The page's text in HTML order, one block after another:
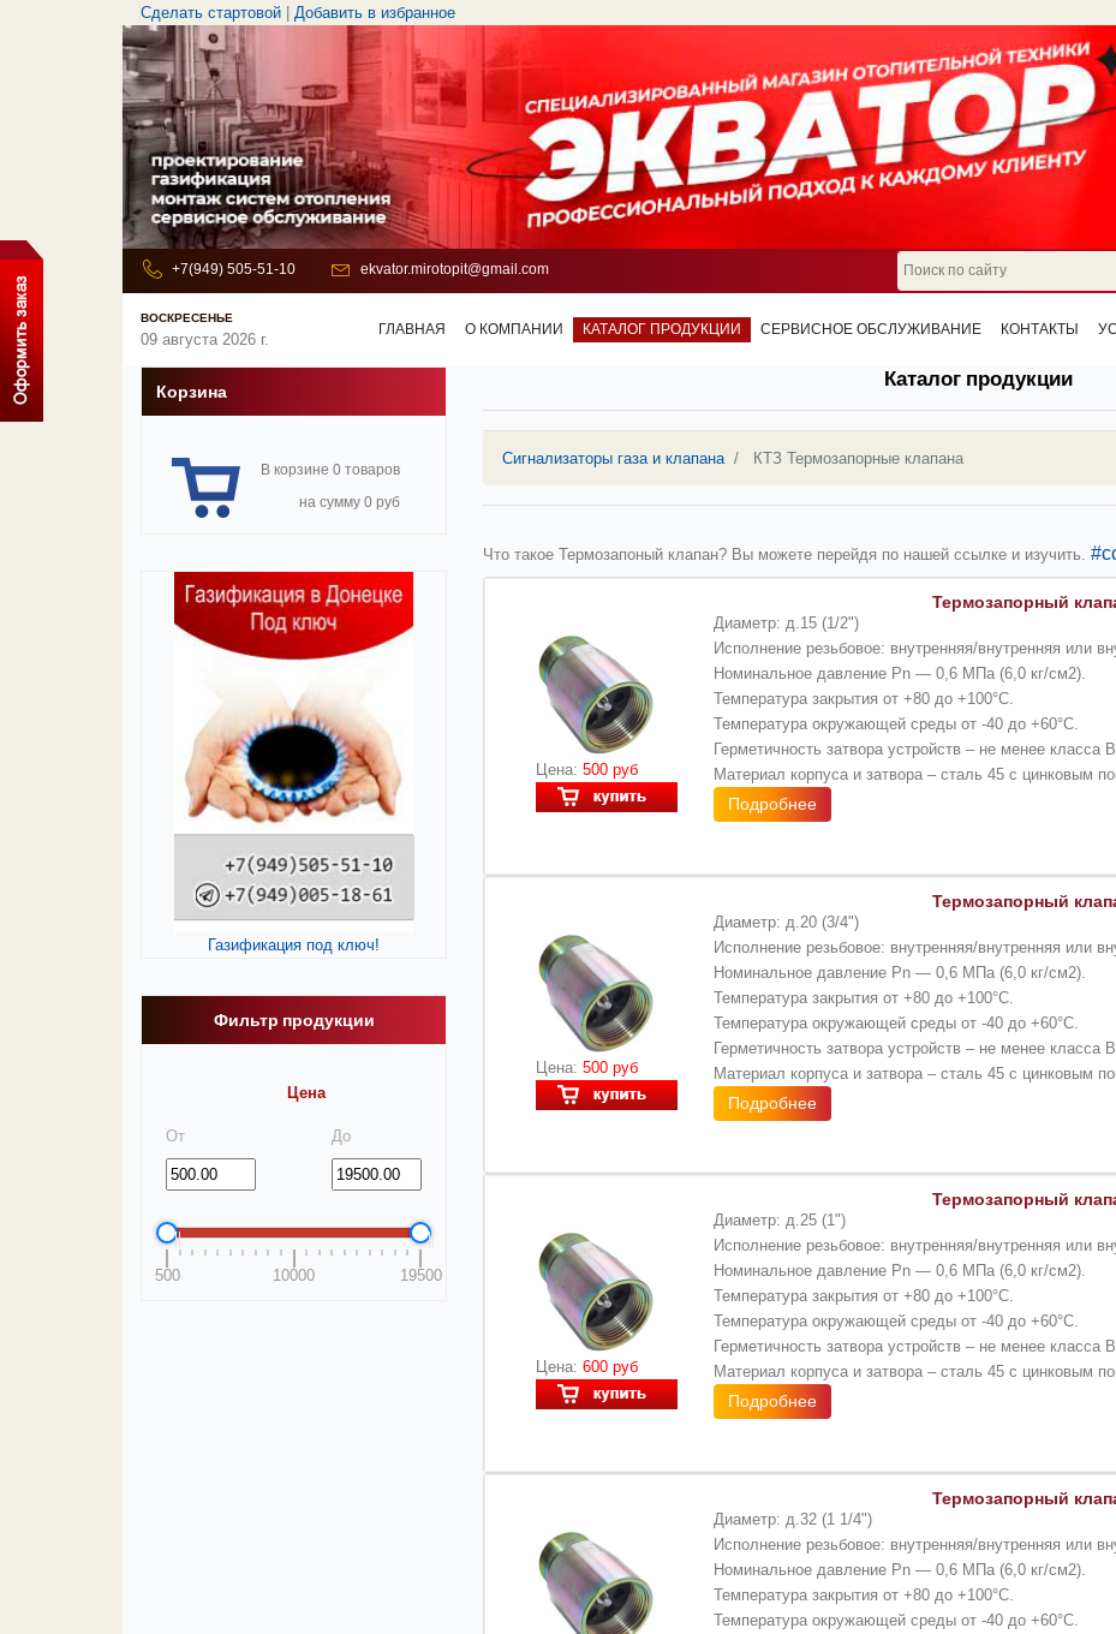
Сделать стартовой Добавить в избранное
+7(949) 505-51-10 ekvator.mirotopit@gmail.com
ВОСКРЕСЕНЬЕ
09 августа 2026 г.
ГЛАВНАЯ О КОМПАНИИ КАТАЛОГ ПРОДУКЦИИ СЕРВИСНОЕ ОБСЛУЖИВАНИЕ КОНТАКТЫ
Корзина
В корзине 0 товаров
на сумму 0 руб
Газификация под ключ!
Фильтр продукции
Цена
От До
500 10000 19500
Каталог продукции
Сигнализаторы газа и клапана КТЗ Термозапорные клапана
Что такое Термозапоный клапан? Вы можете перейдя по нашей ссылке и изучить.
Цена: 500 руб
Термозапорный
Диаметр: д.15 (1/2")
Исполнение резьбовое: внутренняя/внутренняя или
Номинальное давление Pn — 0,6 МПа (6,0 кг/см2).
Температура закрытия от +80 до +100°С.
Температура окружающей среды от -40 до +60°С.
Герметичность затвора устройств – не менее класса
Материал корпуса и затвора – сталь 45 с цинковым
Подробнее
Цена: 500 руб
Термозапорный
Диаметр: д.20 (3/4")
Исполнение резьбовое: внутренняя/внутренняя или
Номинальное давление Pn — 0,6 МПа (6,0 кг/см2).
Температура закрытия от +80 до +100°С.
Температура окружающей среды от -40 до +60°С.
Герметичность затвора устройств – не менее класса B.
Материал корпуса и затвора – сталь 45 с цинковым
Подробнее
Цена: 600 руб
Термозапорный
Диаметр: д.25 (1")
Исполнение резьбовое: внутренняя/внутренняя или
Номинальное давление Pn — 0,6 МПа (6,0 кг/см2).
Температура закрытия от +80 до +100°С.
Температура окружающей среды от -40 до +60°С.
Герметичность затвора устройств – не менее класса
Материал корпуса и затвора – сталь 45 с цинковым
Подробнее
Термозапорный
Диаметр: д.32 (1 1/4")
Исполнение резьбовое: внутренняя/внутренняя или
Номинальное давление Pn — 0,6 МПа (6,0 кг/см2).
Температура закрытия от +80 до +100°С.
Температура окружающей среды от -40 до +60°С.